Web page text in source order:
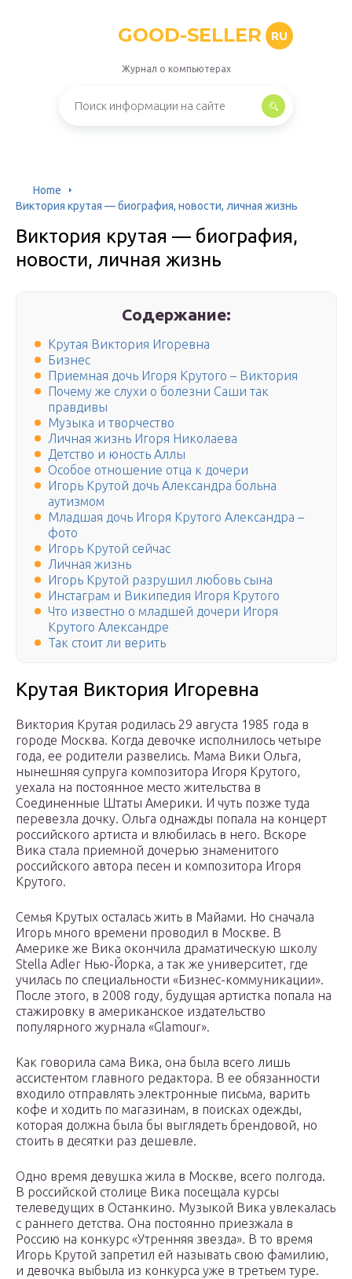
GOOD-SELLER RU
Журнал о компьютерах
Home
Виктория крутая — биография, новости, личная жизнь
Виктория крутая — биография,
новости, личная жизнь
Содержание:
Крутая Виктория Игоревна
Бизнес
Приемная дочь Игоря Крутого – Виктория
Почему же слухи о болезни Саши так
правдивы
Музыка и творчество
Личная жизнь Игоря Николаева
Детство и юность Аллы
Особое отношение отца к дочери
Игорь Крутой дочь Александра больна
аутизмом
Младшая дочь Игоря Крутого Александра –
фото
Игорь Крутой сейчас
Личная жизнь
Игорь Крутой разрушил любовь сына
Инстаграм и Википедия Игоря Крутого
Что известно о младшей дочери Игоря
Крутого Александре
Так стоит ли верить
Крутая Виктория Игоревна
Виктория Крутая родилась 29 августа 1985 года в
городе Москва. Когда девочке исполнилось четыре
года, ее родители развелись. Мама Вики Ольга,
нынешняя супруга композитора Игоря Крутого,
уехала на постоянное место жительства в
Соединенные Штаты Америки. И чуть позже туда
перевезла дочку. Ольга однажды попала на концерт
российского артиста и влюбилась в него. Вскоре
Вика стала приемной дочерью знаменитого
российского автора песен и композитора Игоря
Крутого.
Семья Крутых осталась жить в Майами. Но сначала
Игорь много времени проводил в Москве. В
Америке же Вика окончила драматическую школу
Stella Adler Нью-Йорка, а так же университет, где
училась по специальности «Бизнес-коммуникации».
После этого, в 2008 году, будущая артистка попала на
стажировку в американское издательство
популярного журнала «Glamour».
Как говорила сама Вика, она была всего лишь
ассистентом главного редактора. В ее обязанности
входило отправлять электронные письма, варить
кофе и ходить по магазинам, в поисках одежды,
которая должна была бы выглядеть брендовой, но
стоить в десятки раз дешевле.
Одно время девушка жила в Москве, всего полгода.
В российской столице Вика посещала курсы
телеведущих в Останкино. Музыкой Вика увлекалась
с раннего детства. Она постоянно приезжала в
Россию на конкурс «Утренняя звезда». В то время
Игорь Крутой запретил ей называть свою фамилию,
и девочка выбыла из конкурса уже в третьем туре.